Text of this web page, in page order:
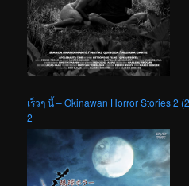
เร็วๆ นี้ – Okinawan Horror Stories 2
2